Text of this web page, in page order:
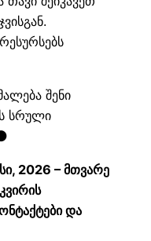
შენი
სრული
2026 – მთვარე
და